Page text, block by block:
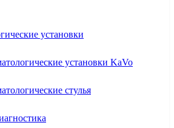
установки
установки KaVo
стулья